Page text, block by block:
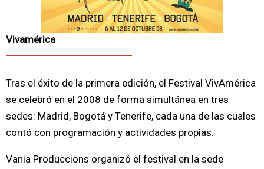
Vivamérica
Tras el éxito de la primera edición, el Festival VivAmérica
se celebró en el 2008 de forma simultánea en tres
sedes: Madrid, Bogotá y Tenerife, cada una de las cuales
contó con programación y actividades propias.
Vania Produccions organizó el festival en la sede